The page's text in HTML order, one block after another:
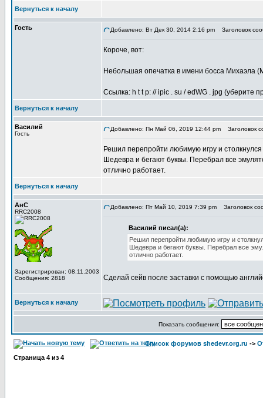
Вернуться к началу
Гость Добавлено: Вт Дек 30, 2014 2:16 pm Заголовок
Короче, вот:
Небольшая опечатка в имени босса Михаэла
Ссылка: h t t p: // ipic . su / edWG . jpg (уберите
Вернуться к началу
Василий
Гость
Добавлено: Пн Май 06, 2019 12:44 pm Заголовок
Решил перепройти любимую игру и
Шедевра и бегают буквы. Перебрал все
отлично работает.
Вернуться к началу
АнС
RRC2008
Зарегистрирован: 08.11.2003
Сообщения: 2818
Добавлено: Пт Май 10, 2019 7:39 pm Заголовок
Василий писал(а):
Решил перепройти любимую игру и
Шедевра и бегают буквы. Перебрал все
отлично работает.
Сделай сейв после заставки с помощью
Вернуться к началу
Показать сообщения:
Список форумов shedevr.org.ru ->
Страница 4 из 4